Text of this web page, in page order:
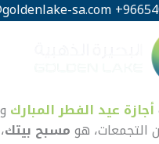
sa.com
أجازة عيد الفطر المبارك
هومسبح بيتك